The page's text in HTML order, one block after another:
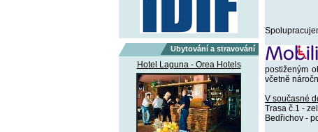
Ubytování a stravování
Hotel Laguna - Orea Hotels
postiženým
včetně
V současné
Trasa č.1 -
Bedřichov -